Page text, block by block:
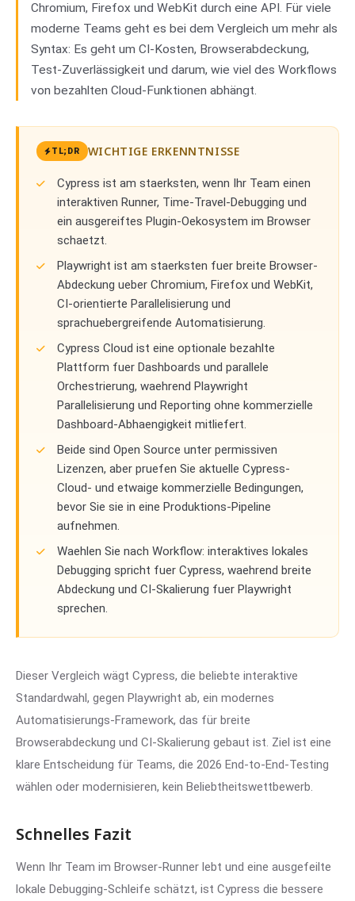
Chromium, Firefox und WebKit durch eine API. Für viele
moderne Teams geht es bei dem Vergleich um mehr als
Syntax: Es geht um CI-Kosten, Browserabdeckung,
Test-Zuverlässigkeit und darum, wie viel des Workflows
von bezahlten Cloud-Funktionen abhängt.
TL;DR WICHTIGE ERKENNTNISSE
Cypress ist am staerksten, wenn Ihr Team einen
interaktiven Runner, Time-Travel-Debugging und
ein ausgereiftes Plugin-Oekosystem im Browser
schaetzt.
Playwright ist am staerksten fuer breite Browser-
Abdeckung ueber Chromium, Firefox und WebKit,
CI-orientierte Parallelisierung und
sprachuebergreifende Automatisierung.
Cypress Cloud ist eine optionale bezahlte
Plattform fuer Dashboards und parallele
Orchestrierung, waehrend Playwright
Parallelisierung und Reporting ohne kommerzielle
Dashboard-Abhaengigkeit mitliefert.
Beide sind Open Source unter permissiven
Lizenzen, aber pruefen Sie aktuelle Cypress-
Cloud- und etwaige kommerzielle Bedingungen,
bevor Sie sie in eine Produktions-Pipeline
aufnehmen.
Waehlen Sie nach Workflow: interaktives lokales
Debugging spricht fuer Cypress, waehrend breite
Abdeckung und CI-Skalierung fuer Playwright
sprechen.
Dieser Vergleich wägt Cypress, die beliebte interaktive
Standardwahl, gegen Playwright ab, ein modernes
Automatisierungs-Framework, das für breite
Browserabdeckung und CI-Skalierung gebaut ist. Ziel ist eine
klare Entscheidung für Teams, die 2026 End-to-End-Testing
wählen oder modernisieren, kein Beliebtheitswettbewerb.
Schnelles Fazit
Wenn Ihr Team im Browser-Runner lebt und eine ausgefeilte
lokale Debugging-Schleife schätzt, ist Cypress die bessere